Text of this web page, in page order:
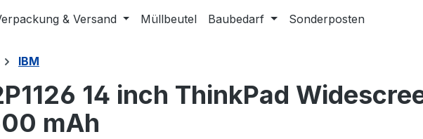
& Versand Müllbeutel Baubedarf Sonderposten
IBM
14 inch ThinkPad
mAh